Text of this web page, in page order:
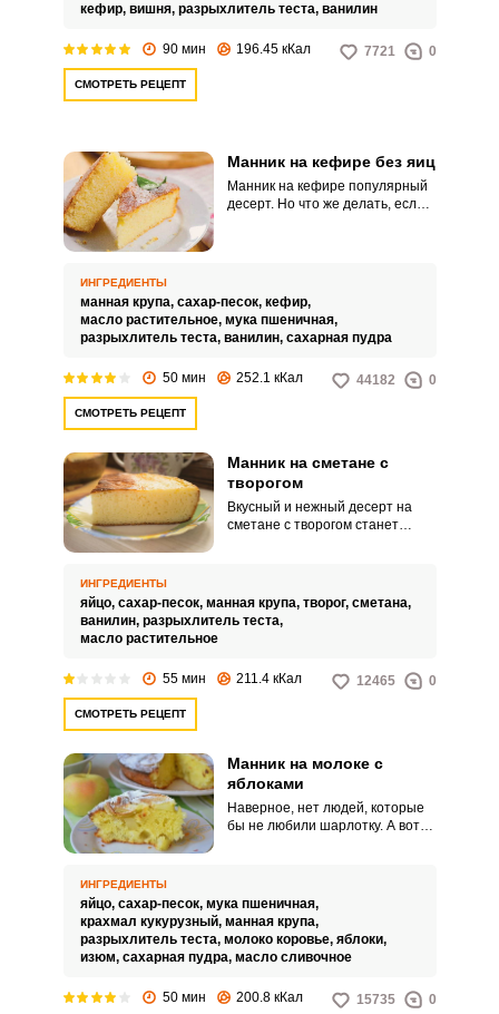
кефир, вишня, разрыхлитель теста, ванилин
90 мин 196.45 кКал 7721 0
СМОТРЕТЬ РЕЦЕПТ
Манник на кефире без яиц
Манник на кефире популярный
десерт. Но что же делать, если в
ИНГРЕДИЕНТЫ
манная крупа, сахар-песок, кефир,
масло растительное, мука пшеничная,
разрыхлитель теста, ванилин, сахарная пудра
50 мин 252.1 кКал 44182 0
СМОТРЕТЬ РЕЦЕПТ
Манник на сметане с
творогом
Вкусный и нежный десерт на
сметане с творогом станет
ИНГРЕДИЕНТЫ
яйцо, сахар-песок, манная крупа, творог, сметана,
ванилин, разрыхлитель теста,
масло растительное
55 мин 211.4 кКал 12465 0
СМОТРЕТЬ РЕЦЕПТ
Манник на молоке с
яблоками
Наверное, нет людей, которые
бы не любили шарлотку. А вот
ИНГРЕДИЕНТЫ
яйцо, сахар-песок, мука пшеничная,
крахмал кукурузный, манная крупа,
разрыхлитель теста, молоко коровье, яблоки,
изюм, сахарная пудра, масло сливочное
50 мин 200.8 кКал 15735 0
ВХОД НА САЙТ РЕГИСТРАЦИЯ
Войдите
или